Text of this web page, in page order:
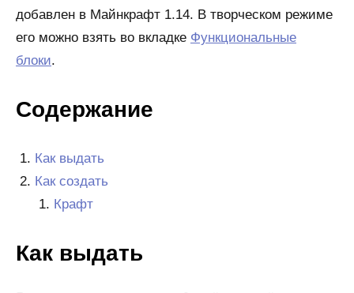
добавлен в Майнкрафт 1.14. В творческом режиме
его можно взять во вкладке Функциональные
блоки.
Содержание
Как выдать
Как создать
Крафт
Как выдать